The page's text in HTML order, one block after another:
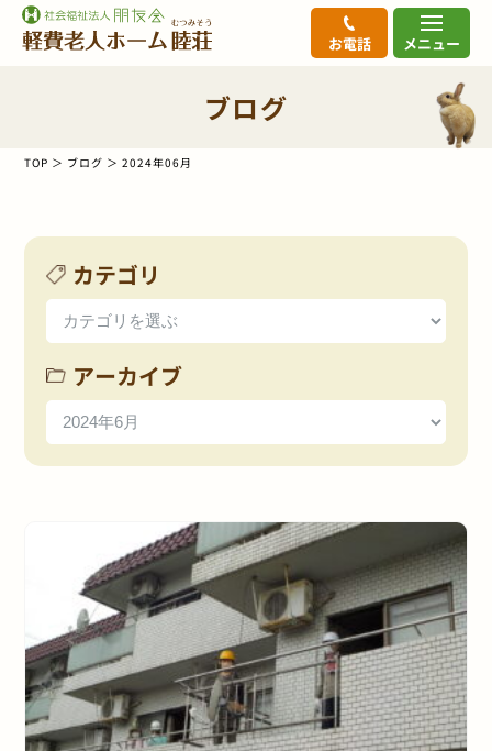
メニュー
お電話
ブログ
TOP ブログ 2024年06月
カテゴリ
アーカイブ